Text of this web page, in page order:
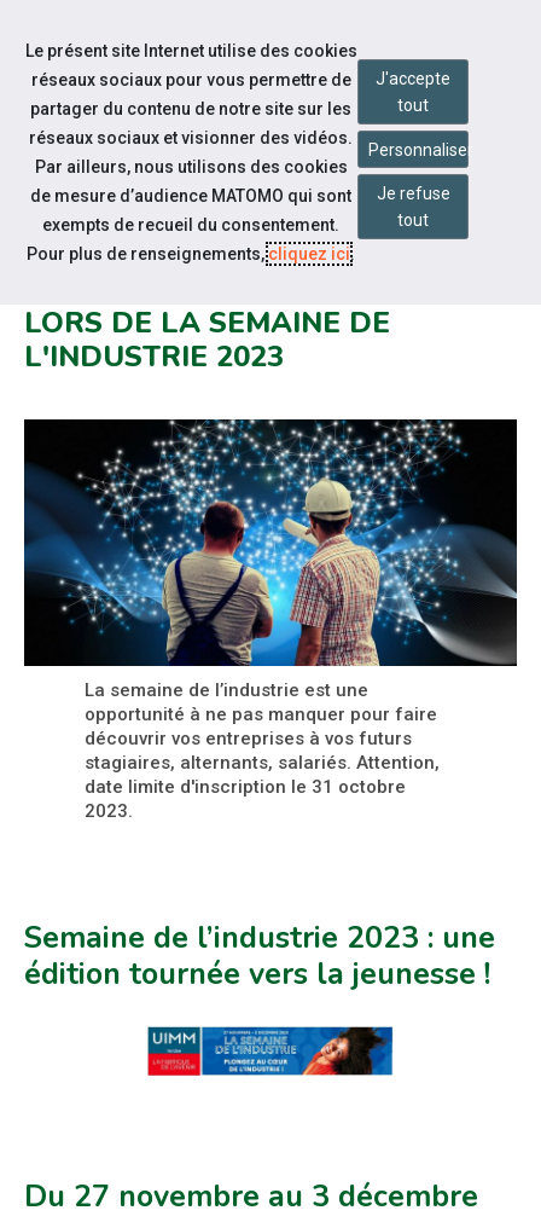
Aller au contenu
Notre actualité
EMPLOYEURS, FAITES
LORS DE LA SEMAINE DE
L'INDUSTRIE 2023
La semaine de l’industrie est une
opportunité à ne pas manquer pour faire
découvrir vos entreprises à vos futurs
stagiaires, alternants, salariés. Attention,
date limite d'inscription le 31 octobre
2023.
Semaine de l’industrie 2023 : une
édition tournée vers la jeunesse !
Du 27 novembre au 3 décembre
Le présent site Internet utilise des cookies
réseaux sociaux pour vous permettre de
partager du contenu de notre site sur les
réseaux sociaux et visionner des vidéos.
Par ailleurs, nous utilisons des cookies
de mesure d’audience MATOMO qui sont
exempts de recueil du consentement.
Pour plus de renseignements,cliquez ici.
J'accepte
tout
Personnaliser
Je refuse
tout